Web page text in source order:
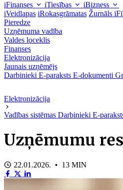
iFinanses iTiesības
iBizness
iVeidlapas iRokasgrāmatas Žurnāls
Pieredze
Uzņēmuma vadība
Valdes loceklis
Finanses
Elektronizācija
Jaunais uzņēmējs
Darbinieki E-paraksts E-dokumenti
Elektronizācija
Vadības sistēmas Darbinieki E-
Uzņēmumu
22.01.2026. • 13 MIN